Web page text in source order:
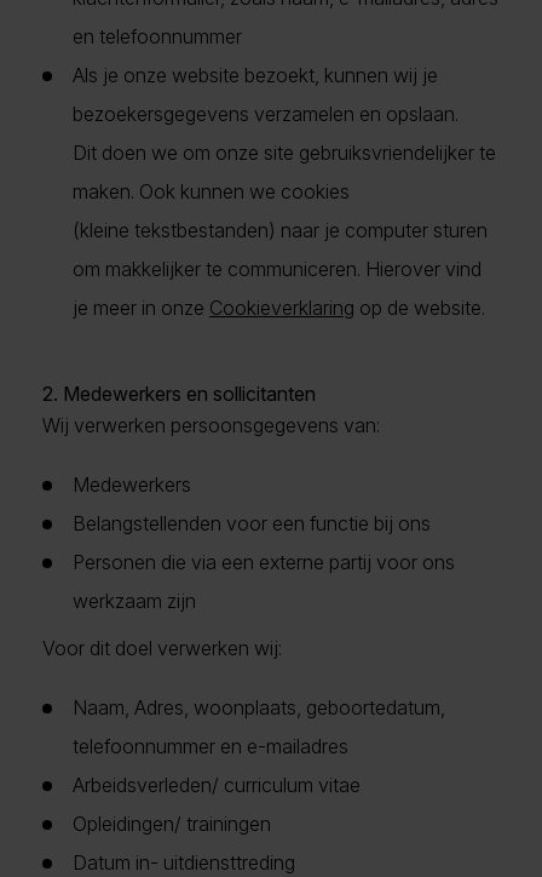
en telefoonnummer
Als je onze website bezoekt, kunnen wij je
bezoekersgegevens verzamelen en opslaan.
Dit doen we om onze site gebruiksvriendelijker te
maken. Ook kunnen we cookies
(kleine tekstbestanden) naar je computer sturen
om makkelijker te communiceren. Hierover vind
je meer in onze Cookieverklaring op de website.
2. Medewerkers en sollicitanten
Wij verwerken persoonsgegevens van:
Medewerkers
Belangstellenden voor een functie bij ons
Personen die via een externe partij voor ons
werkzaam zijn
Voor dit doel verwerken wij:
Naam, Adres, woonplaats, geboortedatum,
telefoonnummer en e-mailadres
Arbeidsverleden/ curriculum vitae
Opleidingen/ trainingen
Datum in- uitdiensttreding